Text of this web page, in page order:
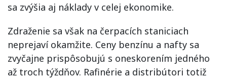
sa zvýšia aj náklady v celej ekonomike.
Zdraženie sa však na čerpacích staniciach
neprejaví okamžite. Ceny benzínu a nafty sa
zvyčajne prispôsobujú s oneskorením jedného
až troch týždňov. Rafinérie a distribútori totiž